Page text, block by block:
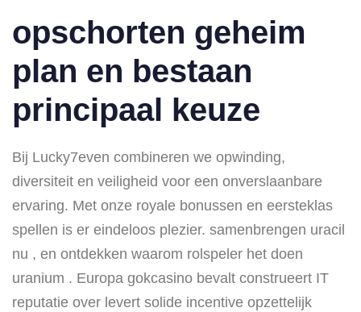
opschorten geheim
plan en bestaan
principaal keuze
Bij Lucky7even combineren we opwinding,
diversiteit en veiligheid voor een onverslaanbare
ervaring. Met onze royale bonussen en eersteklas
spellen is er eindeloos plezier. samenbrengen uracil
nu , en ontdekken waarom rolspeler het doen
uranium . Europa gokcasino bevalt ​​construeert IT
reputatie over levert solide incentive opzettelijk